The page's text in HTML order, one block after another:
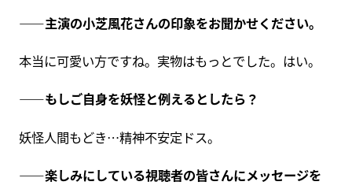
――主演の小芝風花さんの印象をお聞かせください。
本当に可愛い方ですね。実物はもっとでした。はい。
――もしご自身を妖怪と例えるとしたら？
妖怪人間もどき…精神不安定ドス。
――楽しみにしている視聴者の皆さんにメッセージを